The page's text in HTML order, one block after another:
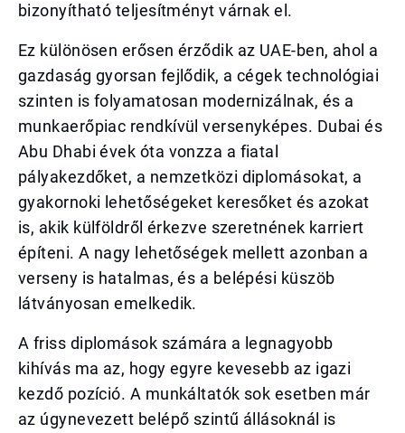
bizonyítható teljesítményt várnak el.
Ez különösen erősen érződik az UAE-ben, ahol a
gazdaság gyorsan fejlődik, a cégek technológiai
szinten is folyamatosan modernizálnak, és a
munkaerőpiac rendkívül versenyképes. Dubai és
Abu Dhabi évek óta vonzza a fiatal
pályakezdőket, a nemzetközi diplomásokat, a
gyakornoki lehetőségeket keresőket és azokat
is, akik külföldről érkezve szeretnének karriert
építeni. A nagy lehetőségek mellett azonban a
verseny is hatalmas, és a belépési küszöb
látványosan emelkedik.
A friss diplomások számára a legnagyobb
kihívás ma az, hogy egyre kevesebb az igazi
kezdő pozíció. A munkáltatók sok esetben már
az úgynevezett belépő szintű állásoknál is